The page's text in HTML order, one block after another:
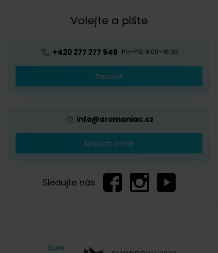
Ochrana osobních údajů
Provizní systém
Kávová akademieVolejte a pište
+420 277 277 949 Po–Pá: 8:00–16:30
Zavolat
info@aromaniac.cz
Napsat email
Sledujte nás